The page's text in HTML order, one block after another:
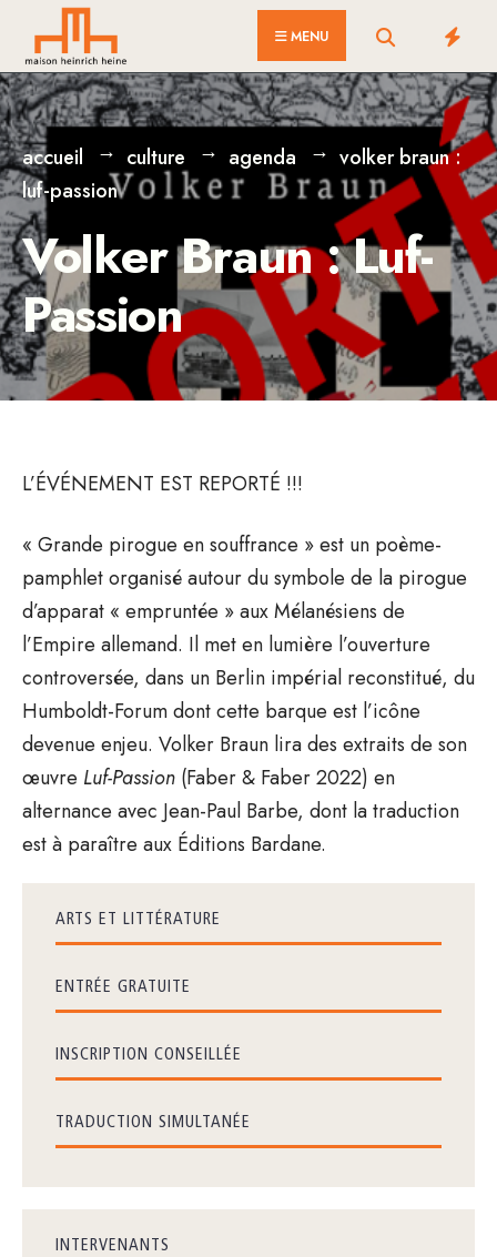
content
MENU
accueil culture agenda
volker braun :
luf-passion
Volker Braun : Luf-
Passion
L’ÉVÉNEMENT EST REPORTÉ !!!
« Grande pirogue en souffrance » est un poème-
pamphlet organisé autour du symbole de la pirogue
d’apparat « empruntée » aux Mélanésiens de
l’Empire allemand. Il met en lumière l’ouverture
controversée, dans un Berlin impérial reconstitué, du
Humboldt-Forum dont cette barque est l’icône
devenue enjeu. Volker Braun lira des extraits de son
œuvre Luf-Passion (Faber & Faber 2022) en
alternance avec Jean-Paul Barbe, dont la traduction
est à paraître aux Éditions Bardane.
ARTS ET LITTÉRATURE
ENTRÉE GRATUITE
INSCRIPTION CONSEILLÉE
TRADUCTION SIMULTANÉE
INTERVENANTS